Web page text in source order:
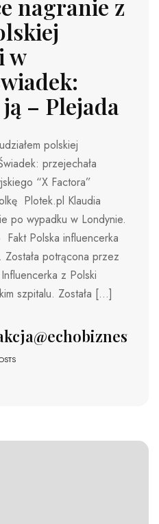
nagranie z
w
– Plejada
polskiej
przejechała
“X Factora”
Plotek.pl Klaudia
po wypadku w Londynie.
Polska influencerka
potrącona przez
z Polski
szpitalu. Została […]